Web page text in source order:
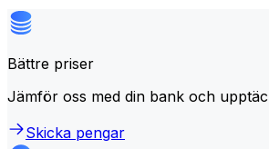
Bättre priser
Jämför oss med din bank och
Skicka pengar